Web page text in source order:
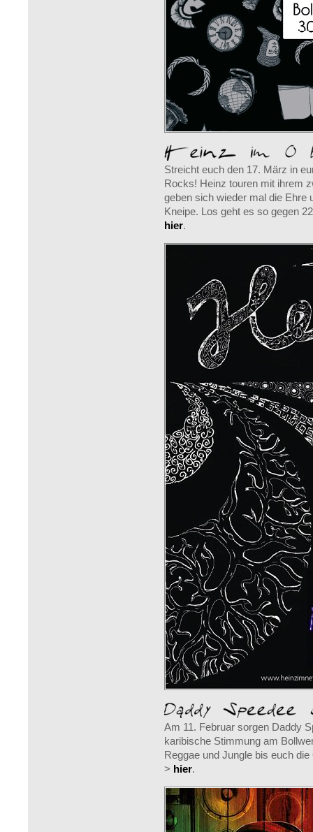
Streicht euch den 17. März in
Rocks! Heinz touren mit ihrem
geben sich wieder mal die Ehre
Kneipe. Los geht es so gegen
hier.
Am 11. Februar sorgen Daddy
karibische Stimmung am
Reggae und Jungle bis euch
> hier.